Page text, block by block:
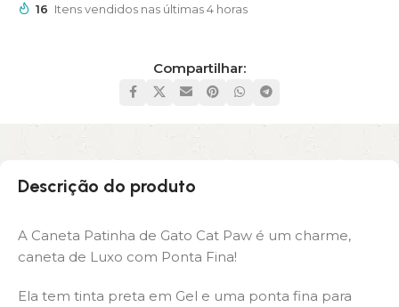
16 Itens vendidos nas últimas 4 horas
Compartilhar:
Descrição do produto
A Caneta Patinha de Gato Cat Paw é um charme,
caneta de Luxo com Ponta Fina!
Ela tem tinta preta em Gel e uma ponta fina para